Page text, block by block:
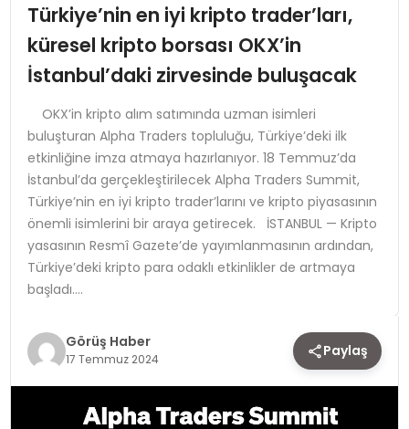
MAGAZIN
SPOR
TEKNOLOJI
YAŞAM
Türkiye’nin en iyi kripto trader’ları,
küresel kripto borsası OKX’in
İstanbul’daki zirvesinde buluşacak
OKX’in kripto alım satımında uzman isimleri
buluşturan Alpha Traders topluluğu, Türkiye’deki ilk
etkinliğine imza atmaya hazırlanıyor. 18 Temmuz’da
İstanbul’da gerçekleştirilecek Alpha Traders Summit,
Türkiye’nin en iyi kripto trader’larını ve kripto piyasasının
önemli isimlerini bir araya getirecek. İSTANBUL — Kripto
yasasının Resmî Gazete’de yayımlanmasının ardından,
Türkiye’deki kripto para odaklı etkinlikler de artmaya
başladı….
Görüş Haber
17 Temmuz 2024 Paylaş